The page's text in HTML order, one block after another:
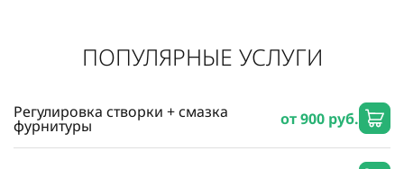
ПОПУЛЯРНЫЕ УСЛУГИ
Регулировка створки + смазка
фурнитуры от 900 руб.